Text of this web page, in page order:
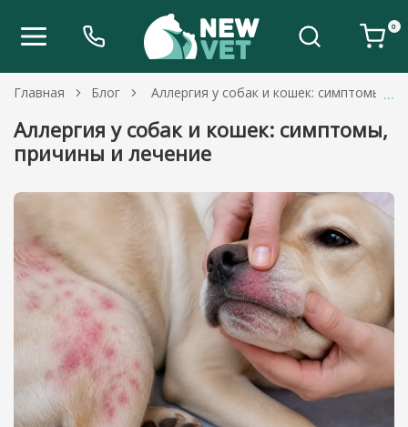
0
Главная Блог Аллергия у собак и кошек: симптомы,
Аллергия у собак и кошек: симптомы,
причины и лечение